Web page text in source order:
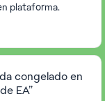
plataforma.
congelado en
EA”